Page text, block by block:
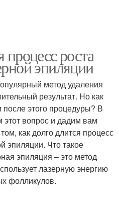
процесс роста
эпиляции
метод удаления
результат. Но как
после этого процедуры? В
этот вопрос и дадим вам
как долго длится процесс
эпиляции. Что такое
эпиляция – это метод
лазерную энергию
фолликулов.